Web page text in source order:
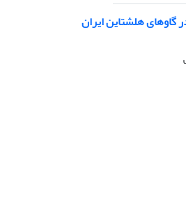
گاوهای هلشتاین ایران